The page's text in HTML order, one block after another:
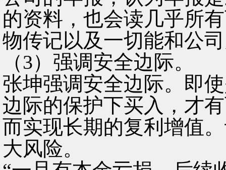
的资料，也会读几乎所
物传记以及一切能和公
（3）强调安全边际。
张坤强调安全边际。即
边际的保护下买入，才
而实现长期的复利增值
大风险。